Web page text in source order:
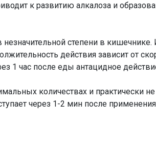
к развитию алкалоза и
степени в
действия зависит от
1 час после еды антацидное
количествах и практически
через 1-2 мин после применения